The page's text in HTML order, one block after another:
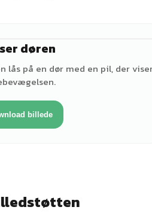
døren
lås på en dør med en pil, der
billede